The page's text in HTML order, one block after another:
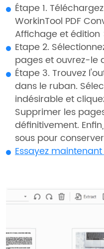
Étape 1.
WorkinTool PDF
Affichage et édition
Etape 2.
pages et ouvrez-le
Étape 3. Trouvez
dans le ruban.
indésirable et
Supprimer les
définitivement.
sous pour
Essayez